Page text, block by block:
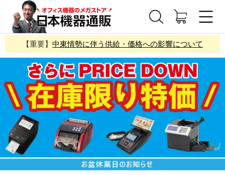
【重要】 中東情勢に伴う供給・価格への影響について